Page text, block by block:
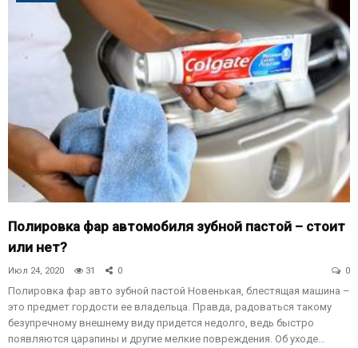
Полировка фар автомобиля зубной пастой – стоит
или нет?
Июл 24, 2020 31 0 0
Полировка фар авто зубной пастой Новенькая, блестящая машина –
это предмет гордости ее владельца. Правда, радоваться такому
безупречному внешнему виду придется недолго, ведь быстро
появляются царапины и другие мелкие повреждения. Об уходе…